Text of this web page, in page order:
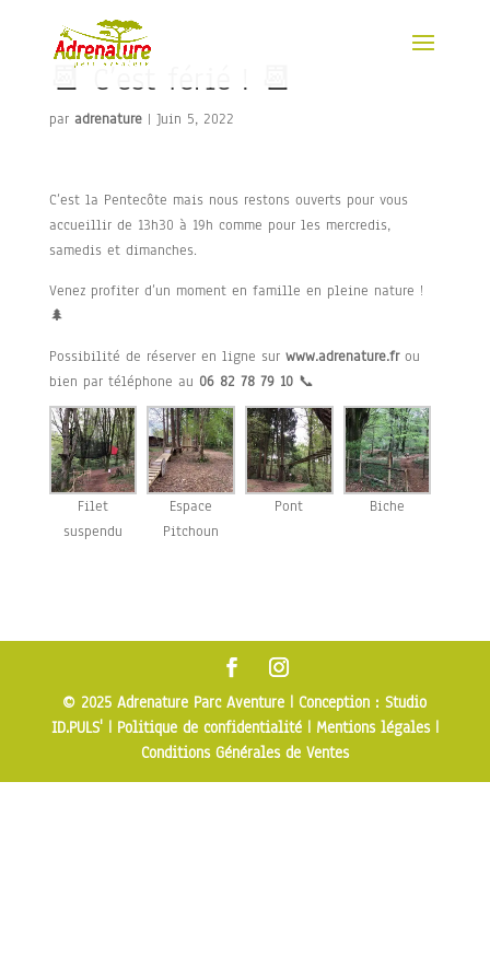
📆 C’est férié ! 📆
par adrenature| Juin 5, 2022
C’est la Pentecôte mais nous restons ouverts pour vous
accueillir de 13h30 à 19h comme pour les mercredis,
samedis et dimanches.
Venez profiter d’un moment en famille en pleine nature !
🌲
Possibilité de réserver en ligne sur www.adrenature.frou
bien par téléphone au 06 82 78 79 10📞
Filet
suspendu
Espace
Pitchoun
Pont Biche
© 2025 Adrenature Parc Aventure |Conception : Studio
ID.PULS'| Politique de confidentialité| Mentions légales|
Conditions Générales de Ventes